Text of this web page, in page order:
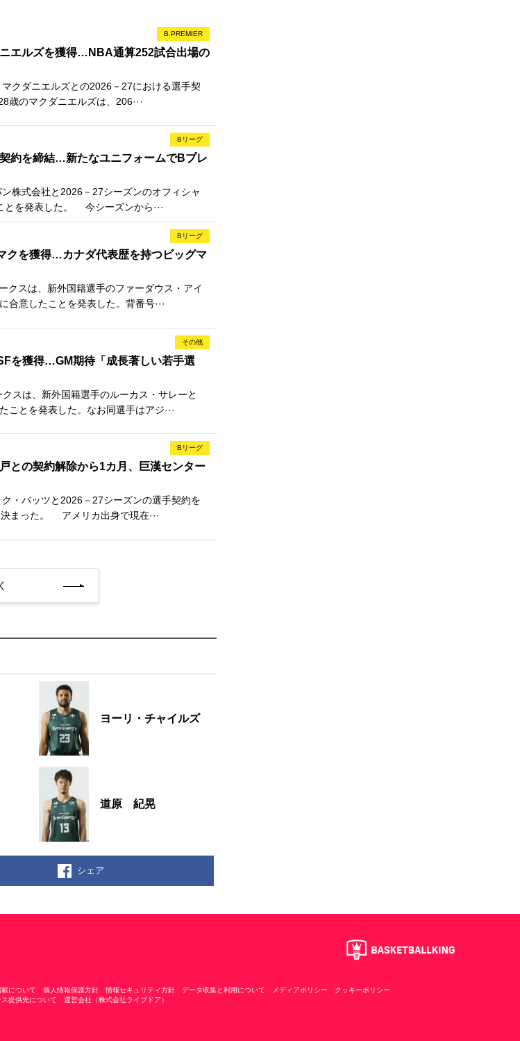
B.PREMIER
エルズを獲得…NBA通算252試合出場の
クダニエルズとの2026－27における選手契
のマクダニエルズは、206···
Bリーグ
約を締結…新たなユニフォームでBプレ
株式会社と2026－27シーズンのオフィシャ
とを発表した。 今シーズンから···
Bリーグ
クを獲得…カナダ代表歴を持つビッグマ
スは、新外国籍選手のファーダウス・アイ
意したことを発表した。背番号···
その他
を獲得…GM期待「成長著しい若手選
スは、新外国籍選手のルーカス・サレーと
とを発表した。なお同選手はアジ···
Bリーグ
との契約解除から1カ月、巨漢センター
・バッツと2026－27シーズンの選手契約を
まった。 アメリカ出身で現在···
ヨーリ・チャイルズ
道原 紀晃
シェア
載について 個人情報保護方針 情報セキュリティ方針 データ収集と利用について メディアポリシー
クッキーポリシー
ス提供先について 運営会社（株式会社ライブドア）